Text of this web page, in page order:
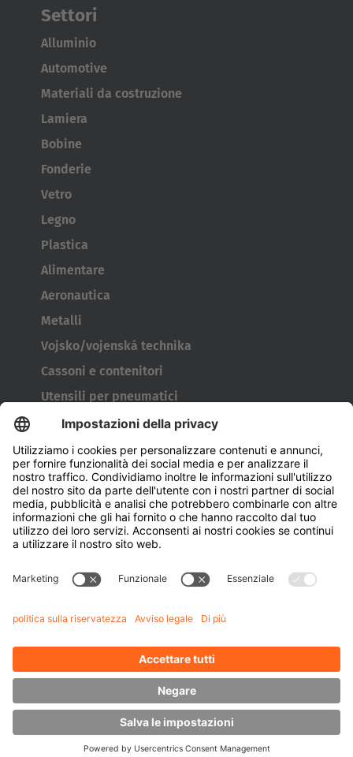
Settori
Alluminio
Automotive
Materiali da costruzione
Lamiera
Bobine
Fonderie
Vetro
Legno
Plastica
Alimentare
Aeronautica
Metalli
Vojsko/vojenská technika
Cassoni e contenitori
Utensili per pneumatici
Tamburi avvolgicavo
Porte e finestre
Azienda
Chi siamo
Sostenibilità
Referenti
Conoscenza
Downloads
Gestione energetica
Carrelli elevatori laterali